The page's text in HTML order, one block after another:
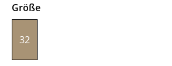
Größeauswählen
32